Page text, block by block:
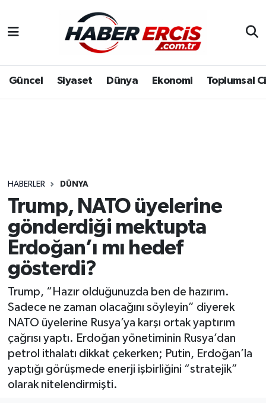
Güncel Siyaset Dünya Ekonomi Toplumsal
HABERLER DÜNYA
Trump, NATO üyelerine
gönderdiği mektupta
Erdoğan’ı mı hedef
gösterdi?
Trump, “Hazır olduğunuzda ben de hazırım.
Sadece ne zaman olacağını söyleyin” diyerek
NATO üyelerine Rusya’ya karşı ortak yaptırım
çağrısı yaptı. Erdoğan yönetiminin Rusya’dan
petrol ithalatı dikkat çekerken; Putin, Erdoğan’la
yaptığı görüşmede enerji işbirliğini “stratejik”
olarak nitelendirmişti.